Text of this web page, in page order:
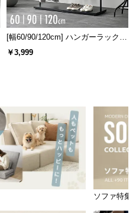
[幅60/90/120cm] ハンガーラック
スチール 4段階高さ調節 サイドフ
￥3,999
ソファ特集